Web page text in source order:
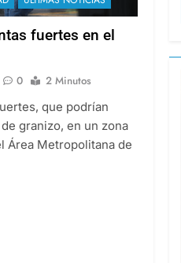
fuertes en el
0
2 Minutos
que podrían
granizo, en un zona
Área Metropolitana de